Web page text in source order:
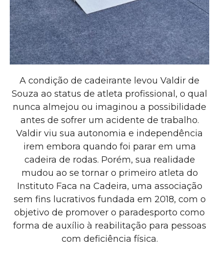
A condição de cadeirante levou Valdir de
Souza ao status de atleta profissional, o qual
nunca almejou ou imaginou a possibilidade
antes de sofrer um acidente de trabalho.
Valdir viu sua autonomia e independência
irem embora quando foi parar em uma
cadeira de rodas. Porém, sua realidade
mudou ao se tornar o primeiro atleta do
Instituto Faca na Cadeira, uma associação
sem fins lucrativos fundada em 2018, com o
objetivo de promover o paradesporto como
forma de auxílio à reabilitação para pessoas
com deficiência física.